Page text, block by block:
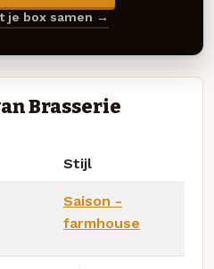
je box samen →
Brasserie
Stijl
Saison -
farmhouse